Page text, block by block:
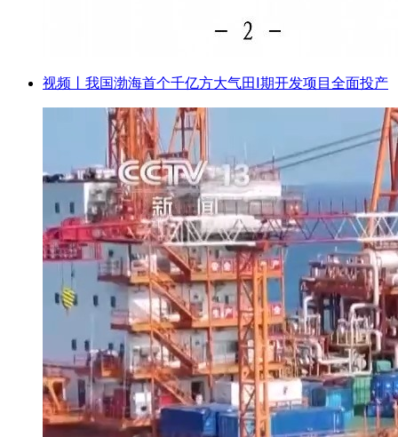
视频丨我国渤海首个千亿方大气田Ⅰ期开发项目全面投产